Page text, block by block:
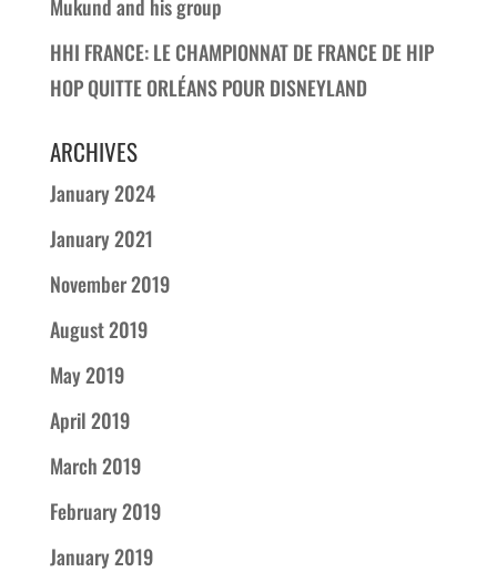
Mukund and his group
HHI FRANCE: LE CHAMPIONNAT DE FRANCE DE HIP
HOP QUITTE ORLÉANS POUR DISNEYLAND
ARCHIVES
January 2024
January 2021
November 2019
August 2019
May 2019
April 2019
March 2019
February 2019
January 2019